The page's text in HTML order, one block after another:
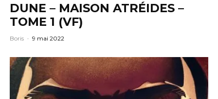
DUNE – MAISON ATRÉIDES –
TOME 1 (VF)
Boris · 9 mai 2022